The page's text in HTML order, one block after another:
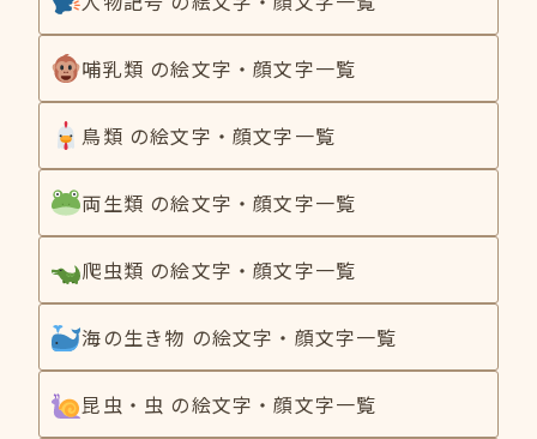
哺乳類 の絵文字・顔文字一覧
鳥類 の絵文字・顔文字一覧
両生類 の絵文字・顔文字一覧
爬虫類 の絵文字・顔文字一覧
海の生き物 の絵文字・顔文字一覧
昆虫・虫 の絵文字・顔文字一覧